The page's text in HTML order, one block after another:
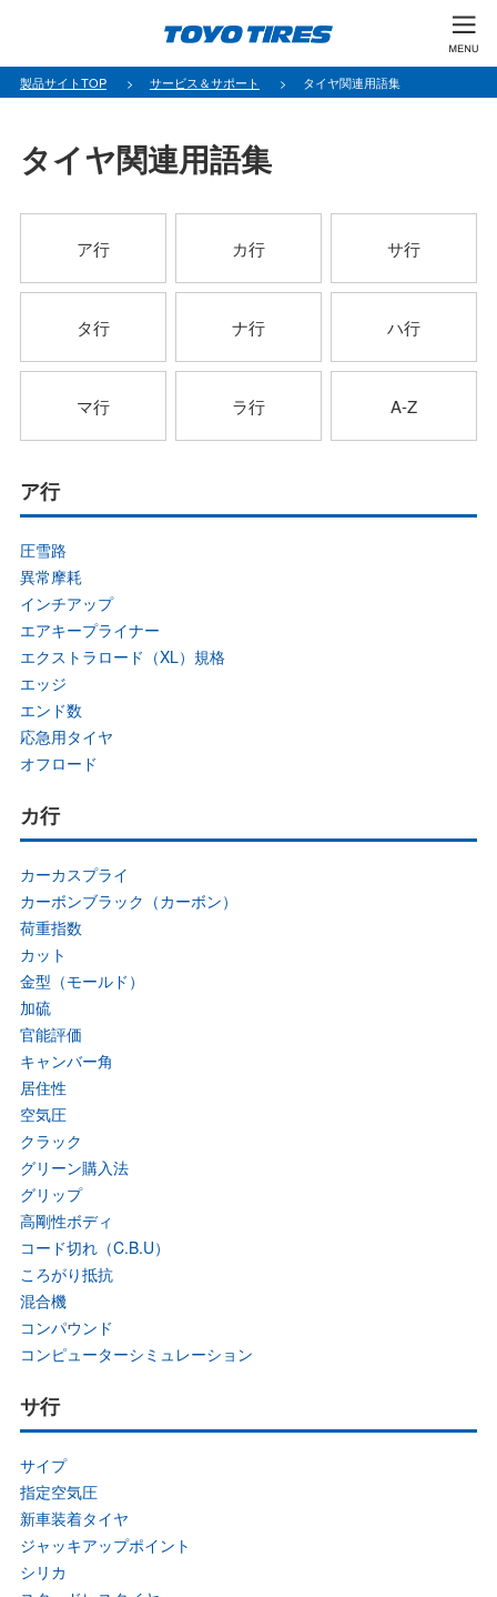
製品サイトTOP サービス＆サポート タイヤ関連用語集
タイヤ関連用語集
ア行 カ行 サ行
タ行 ナ行 ハ行
マ行 ラ行 A-Z
ア行
圧雪路
異常摩耗
インチアップ
エアキープライナー
エクストラロード（XL）規格
エッジ
エンド数
応急用タイヤ
オフロード
カ行
カーカスプライ
カーボンブラック（カーボン）
荷重指数
カット
金型（モールド）
加硫
官能評価
キャンバー角
居住性
空気圧
クラック
グリーン購入法
グリップ
高剛性ボディ
コード切れ（C.B.U）
ころがり抵抗
混合機
コンパウンド
コンピューターシミュレーション
サ行
サイプ
指定空気圧
新車装着タイヤ
ジャッキアップポイント
シリカ